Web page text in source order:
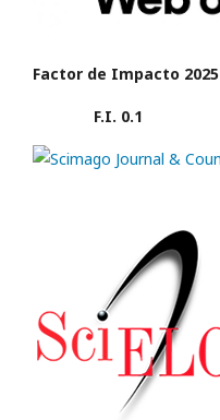
Factor de Impacto 2025
F.I. 0.1